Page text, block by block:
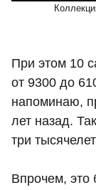
При этом 10
от 9300 до
напоминаю,
лет назад.
три
Впрочем, это